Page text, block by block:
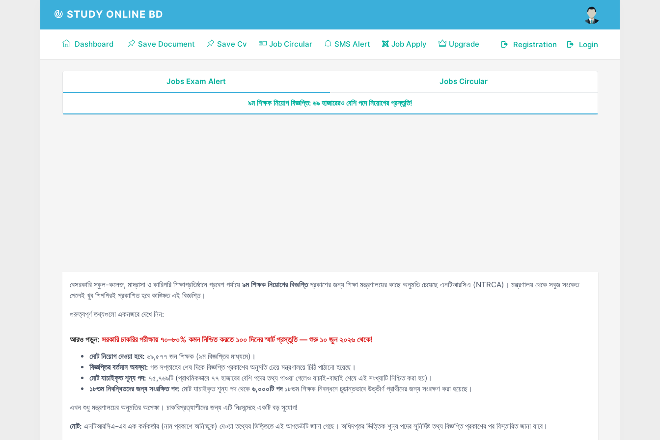
STUDY ONLINE BD
Dashboard Save Document Save Cv Job Circular SMS Alert Job Apply Upgrade Login
Registration
Jobs Exam Alert Jobs Circular
৯ম শিক্ষক নিয়োগ বিজ্ঞপ্তি: ৬৯ হাজারেরও বেশি পদে নিয়োগের প্রস্তুতি!
বেসরকারি স্কুল-কলেজ, মাদ্রাসা ও কারিগরি শিক্ষাপ্রতিষ্ঠানে প্রবেশ পর্যায়ে ৯ম শিক্ষক নিয়োগের বিজ্ঞপ্তিপ্রকাশের জন্য শিক্ষা মন্ত্রণালয়ের কাছে অনুমতি চেয়েছে এনটিআরসিএ (NTRCA)। মন্ত্রণালয় থেকে সবুজ সংকেত
পেলেই খুব শিগগিরই প্রকাশিত হবে কাঙ্ক্ষিত এই বিজ্ঞপ্তি।
গুরুত্বপূর্ণ তথ্যগুলো একনজরে দেখে নিন:
আরও পড়ুন: সরকারি চাকরির পরীক্ষায় ৭০–৮০% কমন নিশ্চিত করতে ১০০ দিনের স্মার্ট প্রস্তুতি — শুরু ১০ জুন ২০২৬ থেকে!
মোট নিয়োগ দেওয়া হবে: ৬৯,৫৭৭ জন শিক্ষক (৯ম বিজ্ঞপ্তির মাধ্যমে)।
বিজ্ঞপ্তির বর্তমান অবস্থা: গত সপ্তাহের শেষ দিকে বিজ্ঞপ্তি প্রকাশের অনুমতি চেয়ে মন্ত্রণালয়ে চিঠি পাঠানো হয়েছে।
মোট যাচাইকৃত শূন্য পদ: ৭৫,৭৬৯টি (প্রাথমিকভাবে ৭৭ হাজারের বেশি পদের তথ্য পাওয়া গেলেও যাচাই-বাছাই শেষে এই সংখ্যাটি নিশ্চিত করা হয়)।
১৮তম নিবন্ধিতদের জন্য সংরক্ষিত পদ: মোট যাচাইকৃত শূন্য পদ থেকে ৬,০০০টি পদ১৮তম শিক্ষক নিবন্ধনে চূড়ান্তভাবে উত্তীর্ণ প্রার্থীদের জন্য সংরক্ষণ করা হয়েছে।
এখন শুধু মন্ত্রণালয়ের অনুমতির অপেক্ষা। চাকরিপ্রত্যাশীদের জন্য এটি নিঃসন্দেহে একটি বড় সুযোগ!
নোট: এনটিআরসিএ-এর এক কর্মকর্তার (নাম প্রকাশে অনিচ্ছুক) দেওয়া তথ্যের ভিত্তিতে এই আপডেটটি জানা গেছে। অধিদপ্তর ভিত্তিক শূন্য পদের সুনির্দিষ্ট তথ্য বিজ্ঞপ্তি প্রকাশের পর বিস্তারিত জানা যাবে।